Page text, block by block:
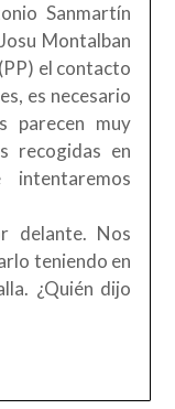
Sanmartín
Montalban
el contacto
es necesario
parecen muy
recogidas en
delante. Nos
teniendo en
¿Quién dijo